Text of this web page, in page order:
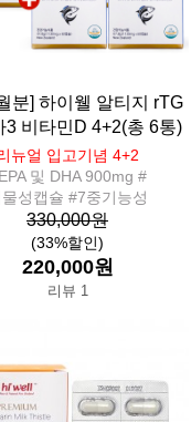
분] 하이웰 알티지 rTG
3 비타민D 4+2(총 6통)
뉴얼 입고기념 4+2
및 DHA 900mg #
물성캡슐 #7중기능성
330,000원
(33%할인)
220,000원
리뷰 1